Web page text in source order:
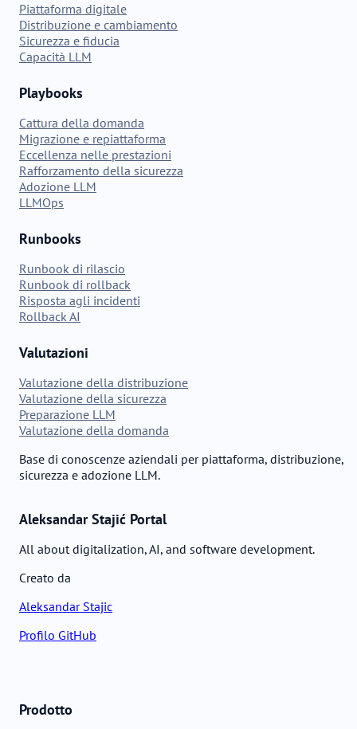
Piattaforma digitale
Distribuzione e cambiamento
Sicurezza e fiducia
Capacità LLM
Playbooks
Cattura della domanda
Migrazione e repiattaforma
Eccellenza nelle prestazioni
Rafforzamento della sicurezza
Adozione LLM
LLMOps
Runbooks
Runbook di rilascio
Runbook di rollback
Risposta agli incidenti
Rollback AI
Valutazioni
Valutazione della distribuzione
Valutazione della sicurezza
Preparazione LLM
Valutazione della domanda
Base di conoscenze aziendali per piattaforma, distribuzione,
sicurezza e adozione LLM.
Aleksandar Stajić Portal
All about digitalization, AI, and software development.
Creato da
Aleksandar Stajic
Profilo GitHub
Prodotto